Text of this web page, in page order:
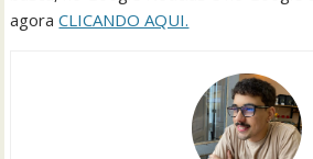
agoraCLICANDO AQUI.